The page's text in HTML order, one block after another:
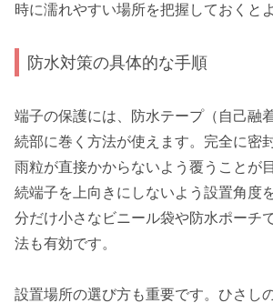
時に濡れやすい場所を把握しておくと
防水対策の具体的な手順
端子の保護には、防水テープ（自己融
続部に巻く方法が使えます。完全に密
雨粒が直接かからないよう覆うことが
続端子を上向きにしないよう設置角度
分だけ小さなビニール袋や防水ポーチ
法も有効です。
設置場所の選び方も重要です。ひさし